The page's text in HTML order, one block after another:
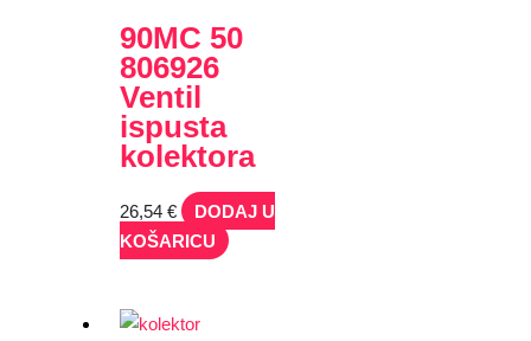
90MC 50
806926
Ventil
ispusta
kolektora
26,54€
DODAJ U
KOŠARICU